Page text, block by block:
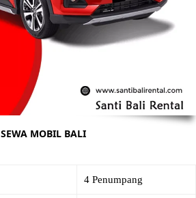
SEWA MOBIL BALI
4 Penumpang